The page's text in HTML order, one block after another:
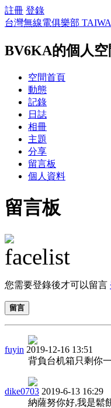
註冊 登錄
台灣無線電俱樂部
BV6KA的個人空
空間首頁
動態
記錄
日誌
相冊
主題
分享
留言板
個人資料
留言板
您需要登錄後才可以留言
留言
fuyin 2019-12-16 13:51
背負台机箱只剩你
dike0703 2019-6-13 16:29
納薩努你好,我是鬆